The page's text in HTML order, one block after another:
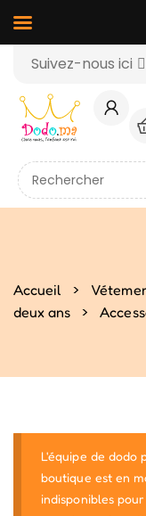
Suivez-nous ici
Accueil >
deux ans
>
L'équipe de dodo
boutique est en
indisponibles